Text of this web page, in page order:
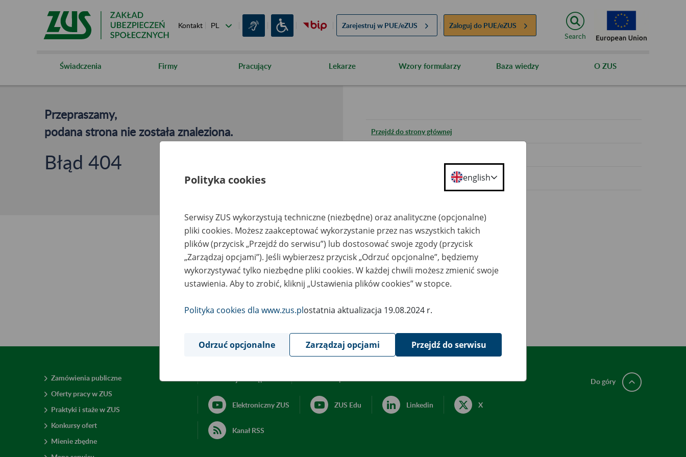
Kontakt Zarejestruj w PUE/eZUS Zaloguj do PUE/eZUS
Search
Świadczenia Firmy Pracujący Lekarze Wzory formularzy Baza wiedzy O ZUS
Przepraszamy,
podana strona nie została znaleziona.
Błąd 404
Przejdź do strony głównej
Zamówienia publiczne
Oferty pracy w ZUS
Praktyki i staże w ZUS
Konkursy ofert
Mienie zbędne
Elektroniczny ZUS ZUS Edu Linkedin X
Kanał RSS
Do góry
Polityka cookies english
Serwisy ZUS wykorzystują techniczne (niezbędne) oraz analityczne (opcjonalne)
pliki cookies. Możesz zaakceptować wykorzystanie przez nas wszystkich takich
plików (przycisk „Przejdź do serwisu”) lub dostosować swoje zgody (przycisk
„Zarządzaj opcjami”). Jeśli wybierzesz przycisk „Odrzuć opcjonalne”, będziemy
wykorzystywać tylko niezbędne pliki cookies. W każdej chwili możesz zmienić swoje
ustawienia. Aby to zrobić, kliknij „Ustawienia plików cookies” w stopce.
Polityka cookies dla www.zus.plostatnia aktualizacja 19.08.2024 r.
Odrzuć opcjonalne Zarządzaj opcjami Przejdź do serwisu